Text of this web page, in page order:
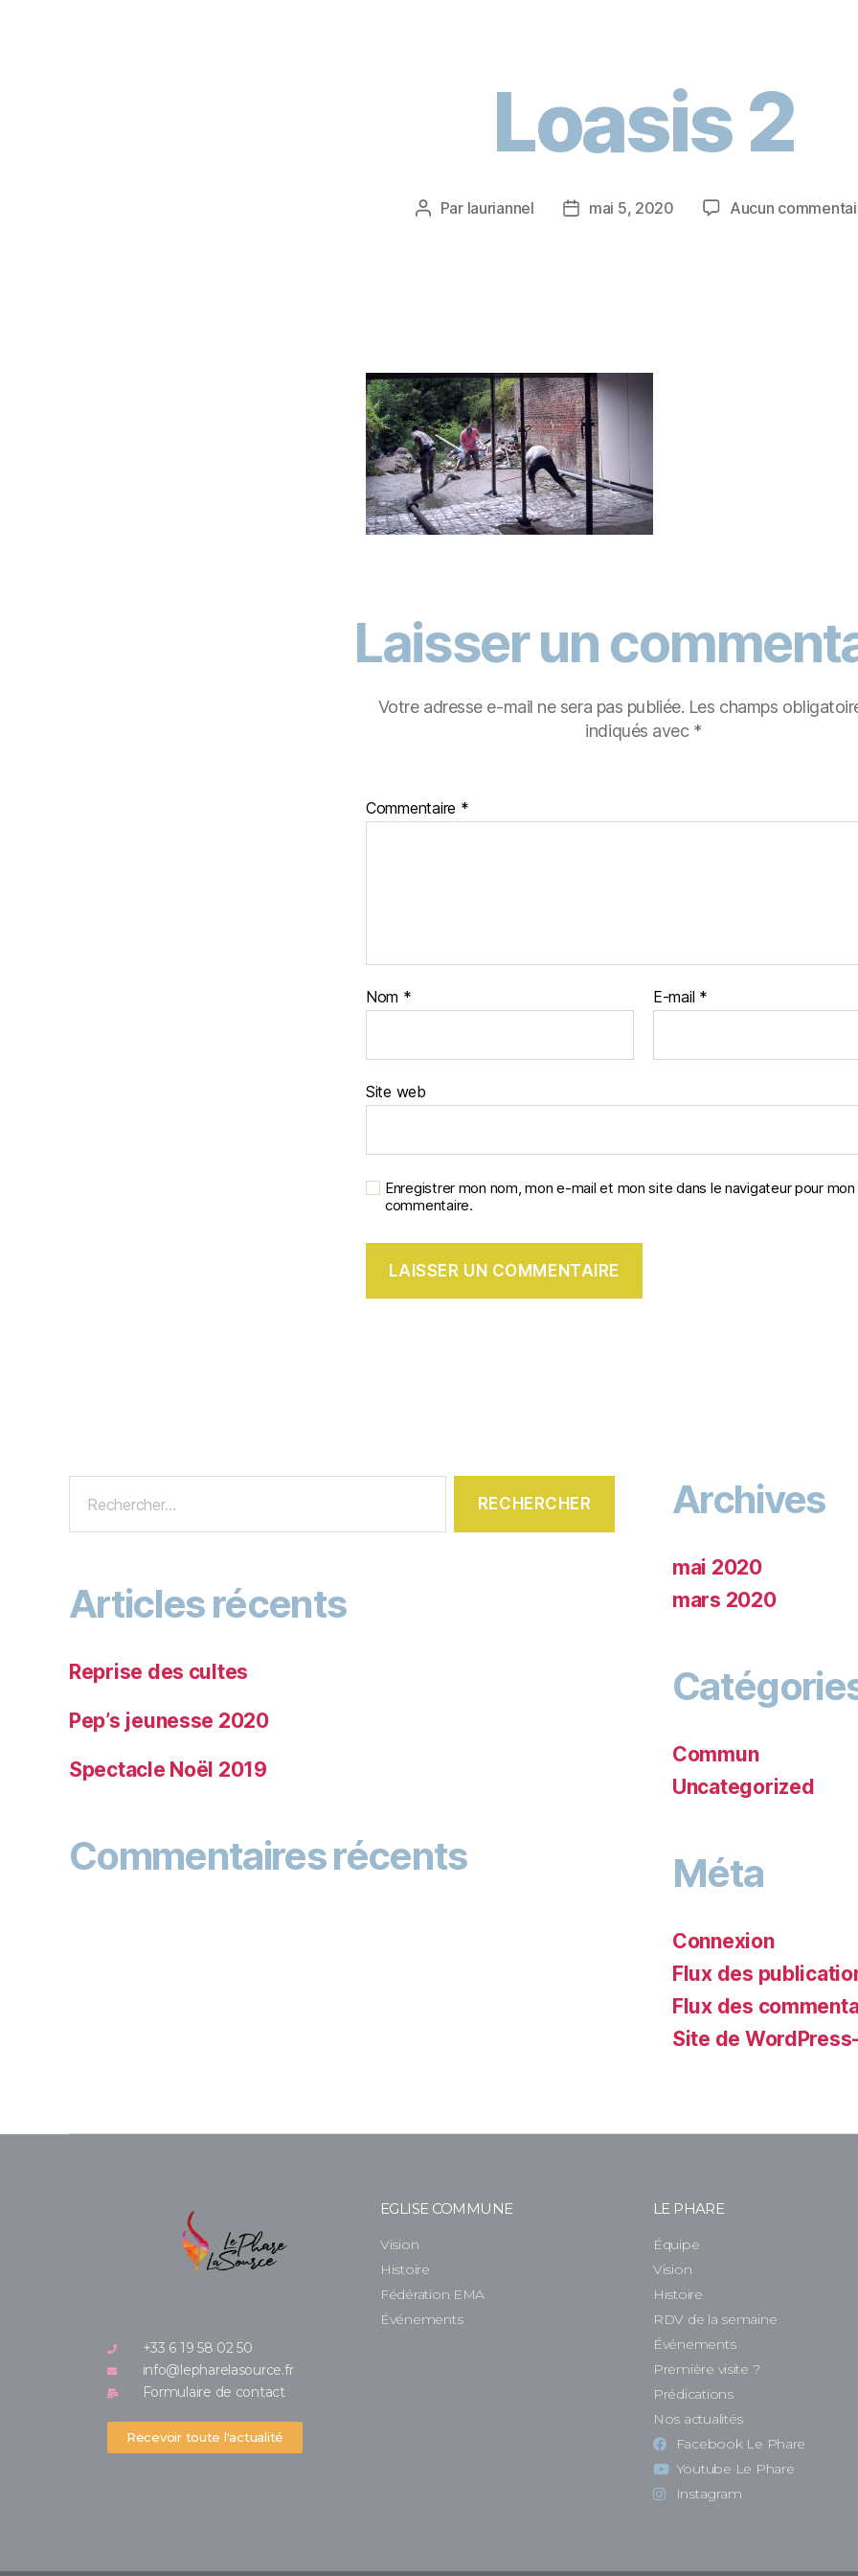
Loasis 2
Par lauriannel mai 5, 2020 Aucun
Laisser un
Votre adresse e-mail ne sera pas publiée. Les champs
indiqués avec *
Commentaire *
Nom * E-mail *
Site web
Enregistrer mon nom, mon e-mail et mon site dans le navigateur pour mon
commentaire.
Articles récents
Reprise des cultes
Pep’s jeunesse 2020
Spectacle Noël 2019
Commentaires récents
Archives
mai 2020
mars 2020
Commun
Uncategorized
Méta
Connexion
Flux des
Flux des
Site de
+33 6 19 58 02 50
info@lepharelasource.fr
Formulaire de contact
Recevoir toute l'actualité
EGLISE COMMUNE
Vision
Histoire
Fédération EMA
Événements
LE PHARE
Équipe
Vision
Histoire
RDV de la semaine
Événements
Première visite ?
Prédications
Nos actualités
Facebook Le Phare
Youtube Le Phare
Instagram